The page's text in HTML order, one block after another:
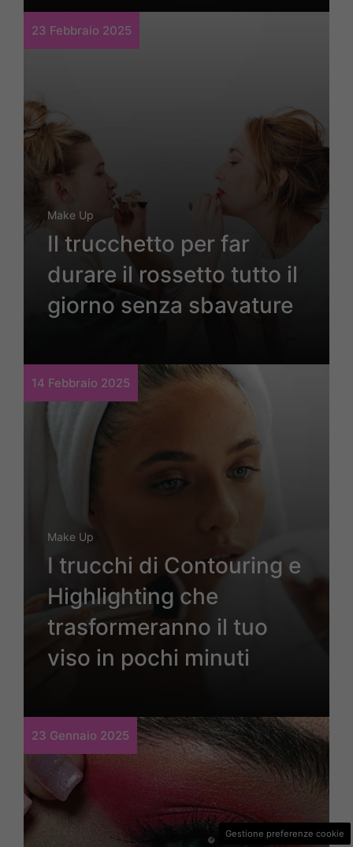
23 Febbraio 2025
Make Up
Il trucchetto per far
durare il rossetto tutto il
giorno senza sbavature
14 Febbraio 2025
Make Up
I trucchi di Contouring e
Highlighting che
trasformeranno il tuo
viso in pochi minuti
23 Gennaio 2025
Gestione preferenze cookie